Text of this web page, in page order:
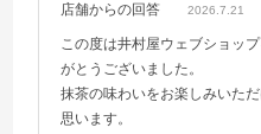
店舗からの回答 2026.7.21
この度は井村屋ウェブショッ
がとうございました。
抹茶の味わいをお楽しみいた
思います。